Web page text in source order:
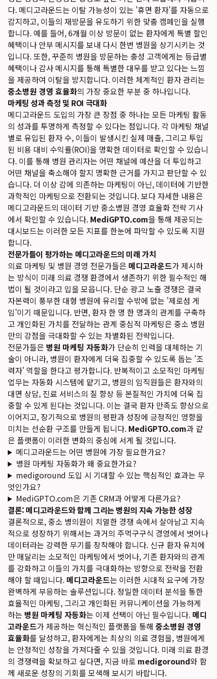
다. 메디고라운드는 이탈 가능성이 있는 '휴면 환자'를 자동으로
감지하고, 이들의 재방문을 유도하기 위한 맞춤 캠페인을 실행
합니다. 예를 들어, 6개월 이상 방문이 없는 환자에게 특별 할인
혜택이나 안부 메시지를 보내 다시 한번 병원을 상기시키는 것
입니다. 또한, 꾸준히 병원을 방문하는 충성 고객에게는 등급별
혜택이나 감사 메시지를 통해 특별한 대우를 받고 있다는 느낌
을 제공하여 이탈을 방지합니다. 이러한 체계적인 환자 관리는
중소병원 경영 효율화의 가장 중요한 부분 중 하나입니다.
마케팅 성과 측정 및 ROI 극대화
메디고라운드 도입의 가장 큰 장점 중 하나는 모든 마케팅 활동
의 성과를 투명하게 측정할 수 있다는 점입니다. 각 마케팅 채널
별로 유입된 환자 수, 이들이 발생시킨 실제 매출, 그리고 투입
된 비용 대비 수익률(ROI)을 명확한 데이터로 확인할 수 있습니
다. 이를 통해 병원 관리자는 어떤 채널에 예산을 더 투입하고
어떤 채널을 축소해야 할지 명확한 근거를 가지고 판단할 수 있
습니다. 더 이상 감에 의존하는 마케팅이 아닌, 데이터에 기반한
과학적인 마케팅으로 전환되는 것입니다. 보다 자세한 내용은
메디고라운드의 데이터 기반 중소병원 경영 효율화 전략 기사
에서 확인할 수 있습니다. MediGPTO.com을 통해 제공되는
대시보드는 이러한 모든 지표를 한눈에 파악할 수 있도록 지원
합니다.
전문가들이 평가하는 메디고라운드의 미래 가치
의료 마케팅 및 병원 경영 전문가들은 메디고라운드가 제시하
는 방식이 미래 의료 경쟁 환경에서 생존하기 위한 필수적인 해
법이 될 것이라고 입을 모읍니다. 단순 광고 노출 경쟁은 결국
자본력이 풍부한 대형 병원에 유리할 수밖에 없는 '제로섬 게
임'이기 때문입니다. 반면, 환자 한 명 한 명과의 관계를 구축하
고 개인화된 가치를 전달하는 관계 중심적 마케팅은 중소 병원
만의 강점을 극대화할 수 있는 차별화된 전략입니다.
전문가들은 병원 마케팅 자동화가 단순히 인력을 대체하는 기
술이 아니라, 병원이 환자에게 더욱 집중할 수 있도록 돕는 '조
력자' 역할을 한다고 평가합니다. 반복적이고 소모적인 마케팅
업무는 자동화 시스템에 맡기고, 병원의 임직원들은 환자와의
대면 상담, 진료 서비스의 질 향상 등 본질적인 가치에 더욱 집
중할 수 있게 된다는 것입니다. 이는 결국 환자 만족도 향상으로
이어지고, 장기적으로 병원의 평판과 성장에 긍정적인 영향을
미치는 선순환 구조를 만들게 됩니다. MediGPTO.com과 같
은 플랫폼이 이러한 변화의 중심에 서게 될 것입니다.
메디고라운드는 어떤 병원에 가장 필요한가요?
병원 마케팅 자동화가 왜 중요한가요?
medigoround 도입 시 기대할 수 있는 핵심적인 효과는 무
엇인가요?
MediGPTO.com은 기존 CRM과 어떻게 다른가요?
결론: 메디고라운드와 함께 그리는 병원의 지속 가능한 성장
결론적으로, 중소 병의원이 치열한 경쟁 속에서 살아남고 지속
적으로 성장하기 위해서는 과거의 주먹구구식 경영에서 벗어나
데이터라는 강력한 무기를 장착해야 합니다. 신규 환자 유치에
만 매달리는 소모적인 마케팅에서 벗어나, 기존 환자와의 관계
를 강화하고 이들의 가치를 극대화하는 방향으로 전략을 전환
해야 할 때입니다. 메디고라운드는 이러한 시대적 요구에 가장
완벽하게 부응하는 솔루션입니다. 정밀한 데이터 분석을 통한
효율적인 마케팅, 그리고 개인화된 커뮤니케이션을 가능하게
하는 병원 마케팅 자동화는 이제 선택이 아닌 필수입니다. 메디
고라운드가 제공하는 혁신적인 플랫폼을 통해 중소병원 경영
효율화를 달성하고, 환자에게는 최상의 의료 경험을, 병원에게
는 안정적인 성장을 가져다줄 수 있을 것입니다. 미래 의료 환경
의 경쟁력을 확보하고 싶다면, 지금 바로 medigoround와 함
께 새로운 성장의 기회를 모색해 보시기 바랍니다.